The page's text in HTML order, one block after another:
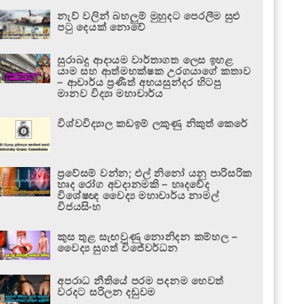
නැව් වලින් බහලුම් මුහුදට පෙරලීම සුළු
පටු දෙයක් නොවේ
සුරාබදු ආදායම වාර්තාගත ලෙස ඉහළ
යාම සහ ආත්මභක්ෂක උරගයාගේ කතාව
– ආචාර්ය ප්‍රණීත් අභයසුන්දර හිටපු
මානව විද්‍යා මහාචාර්ය
විශ්වවිද්‍යාල කඩඉම් ලකුණු නිකුත් කෙරේ
ප්‍රවේසම් වන්න; එල් නිනෝ යනු පාරිසරික
හෘද රෝග අවදානමකි – හෘදවේද
විශේෂඥ වෛද්‍ය මහාචාර්ය නාමල්
විජයසිංහ
කුස තුළ සැඟවුණු නොනිදන කම්හල –
වෛද්‍ය සුගත් විජේවර්ධන
අපරාධ නීතියේ පරම පදනම හෙවත්
වරදට සරිලන දඬුවම